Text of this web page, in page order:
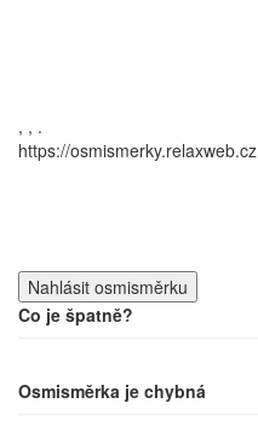
, , .
https://osmismerky.relaxweb.cz
Co je špatně?
Osmisměrka je chybná